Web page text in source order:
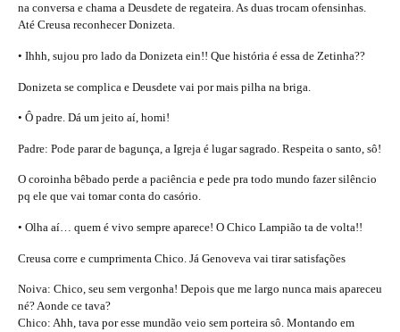
na conversa e chama a Deusdete de regateira. As duas trocam ofensinhas.
Até Creusa reconhecer Donizeta.
• Ihhh, sujou pro lado da Donizeta ein!! Que história é essa de Zetinha??
Donizeta se complica e Deusdete vai por mais pilha na briga.
• Ô padre. Dá um jeito aí, homi!
Padre: Pode parar de bagunça, a Igreja é lugar sagrado. Respeita o santo, sô!
O coroinha bêbado perde a paciência e pede pra todo mundo fazer silêncio
pq ele que vai tomar conta do casório.
• Olha aí… quem é vivo sempre aparece! O Chico Lampião ta de volta!!
Creusa corre e cumprimenta Chico. Já Genoveva vai tirar satisfações
Noiva: Chico, seu sem vergonha! Depois que me largo nunca mais apareceu
né? Aonde ce tava?
Chico: Ahh, tava por esse mundão veio sem porteira sô. Montando em